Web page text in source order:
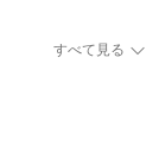
すべて見る